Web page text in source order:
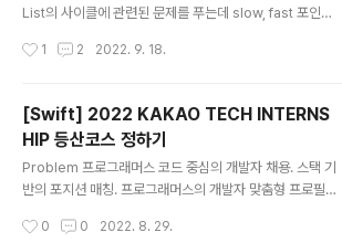
주고 새롭게 사용된 페이지를 추가해 줘야 합니다. 삭제와
시간 복잡도로 해당 기능을 수행해야 ..
List의 사이클에 관련된 문제를 푸는데 slow, fast 포인터
보니 관련된 알고리즘이 있었고, 그것이 Floyd's Cycle
의 시작점이 어디인지 알아낼 수 있는 Floyd's Cycle De
tection 에 대해서 알아보려고 합니다. 바로 시작할게요~
Floyd's Cycle Detection 이란? 🔁 Robert W. Floy
d가 고안한 리스트의 사이클을 빠르고 적은 메모리로 찾는
고리즘을 만들..
1 2 2022. 9. 18.
[Swift] 2022 KAKAO TECH INTERNS
HIP 등산코스 정하기
Problem 프로그래머스 코드 중심의 개발자 채용. 스택 기
반의 포지션 매칭. 프로그래머스의 개발자 맞춤형 프로필
세요. programmers.co.kr Solution 해당 문제는 BFS
0 0 2022. 8. 29.